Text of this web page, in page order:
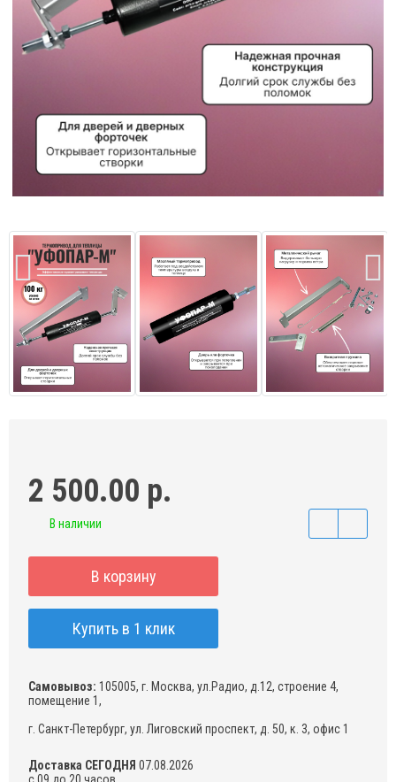
2 500.00 р.
В наличии
В корзину
Купить в 1 клик
Самовывоз: 105005, г. Москва, ул.Радио, д.12, строение 4,
помещение 1,
г. Санкт-Петербург, ул. Лиговский проспект, д. 50, к. 3, офис 1
Доставка СЕГОДНЯ 07.08.2026